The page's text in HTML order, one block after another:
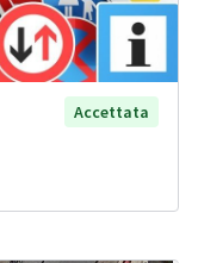
Accettata